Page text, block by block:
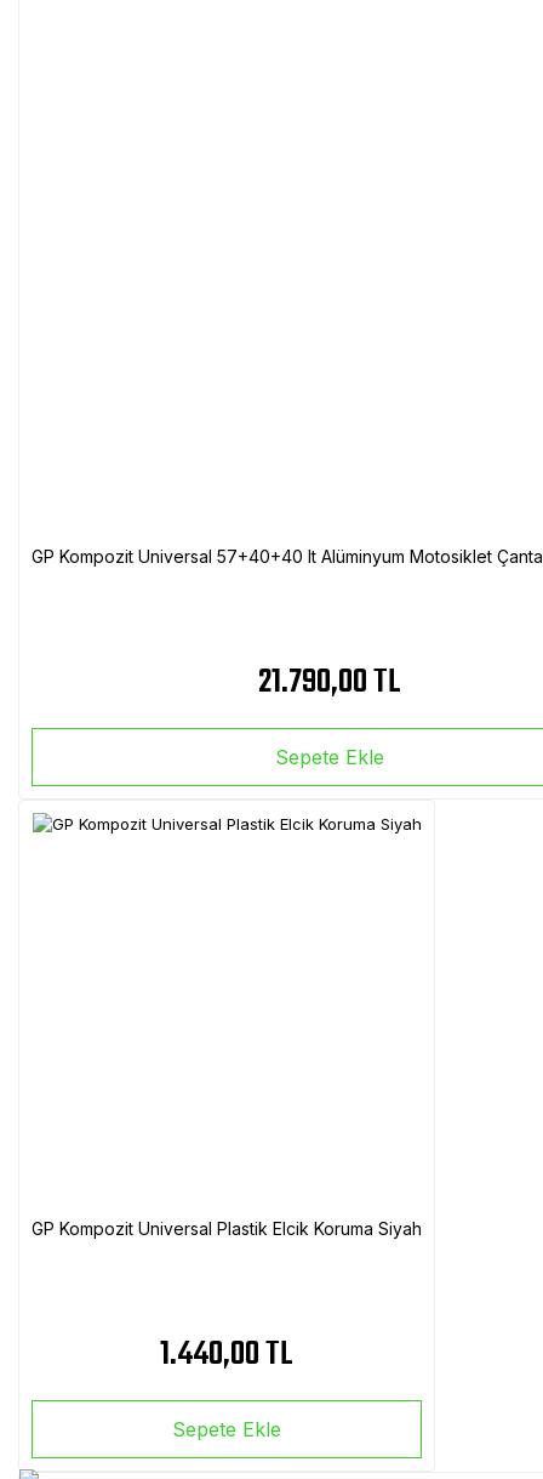
GP Kompozit Universal 57+40+40 lt Alüminyum Motosiklet
21.790,00 TL
Sepete Ekle
GP Kompozit Universal Plastik Elcik Koruma Siyah
1.440,00 TL
Sepete Ekle